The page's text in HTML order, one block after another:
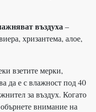
въздуха–
хризантема, алое,
взетите мерки,
да е с влажност под 40
за въздух. Когато
внимание на